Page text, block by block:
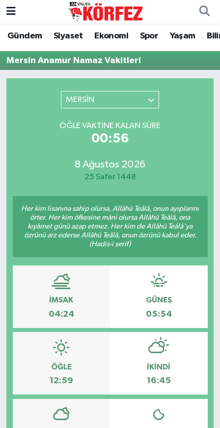
Gündem Siyaset Ekonomi Spor Yaşam
Mersin Anamur Namaz Vakitleri
MERSİN
ÖĞLE VAKTINE KALAN SÜRE
00:56
8 Ağustos 2026
25 Safer 1448
Her kim lisanına sahip olursa, Allâhü Teâlâ, onun ayıplarını
örter. Her kim öfkesine mâni olursa Allâhü Teâlâ, ona
kıyâmet günü azap etmez. Her kim de Allâhü Teâlâ'ya
özrünü arz ederse Allâhü Teâlâ, onun özrünü kabul eder.
(Hadis-i şerif)
İMSAK
04:24
GÜNEŞ
05:54
ÖĞLE
12:59
İKINDI
16:45
Gündem
Siyaset
Dünya
Eğitim
Magazin
Turizm
Kültür ve Sanat
Nöbetçi Eczaneler
Hava Durumu
Son Dakika Haberleri